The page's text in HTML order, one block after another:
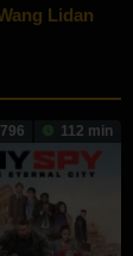
Lidan
112 min